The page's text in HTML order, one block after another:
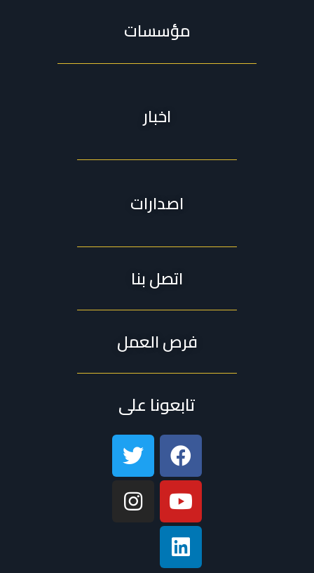
مؤسسات
اخبار
اصدارات
اتصل بنا
فرص العمل
تابعونا على